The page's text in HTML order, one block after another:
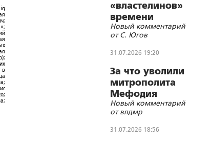
в
«властелинов»
времени
Новый комментарий
от С. Югов
31.07.2026 19:20
За что уволили
митрополита
Мефодия
(Немцова)?
Новый комментарий
от влдмр
31.07.2026 18:56